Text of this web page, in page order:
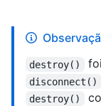
destroy()
disconnect()
destroy()